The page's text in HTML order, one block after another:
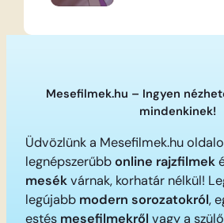
Mesefilmek.hu – Ingyen
mindenkinek!
Üdvözlünk a Mesefilmek.hu
legnépszerűbbonline rajzfilmek
mesékvárnak, korhatár nélkül!
legújabb modern sorozatokról,
estés mesefilmekről vagy a